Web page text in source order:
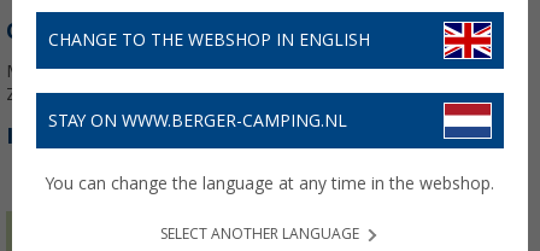
OPENINGSTIJDEN:
Ma. - Vr.: 08:00 - 19:00
Zat.: 09:00 - 17:00
INFORMATIE:
CHANGE TO THE WEBSHOP IN ENGLISH
STAY ON WWW.BERGER-CAMPING.NL
You can change the language at any time in the webshop.
SELECT ANOTHER LANGUAGE